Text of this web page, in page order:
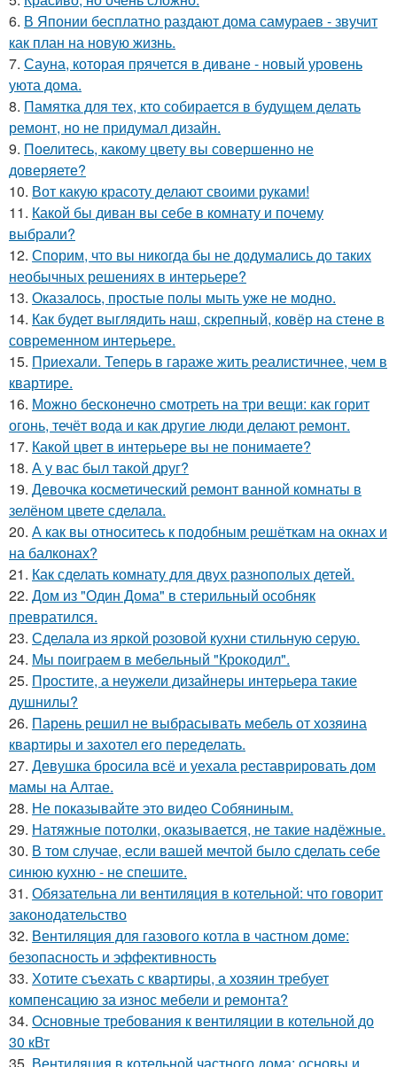
6. В Японии бесплатно раздают дома самураев - звучит
как план на новую жизнь.
7. Сауна, которая прячется в диване - новый уровень
уюта дома.
8. Памятка для тех, кто собирается в будущем делать
ремонт, но не придумал дизайн.
9. Поелитесь, какому цвету вы совершенно не
доверяете?
10. Вот какую красоту делают своими руками!
11. Какой бы диван вы себе в комнату и почему
выбрали?
12. Спорим, что вы никогда бы не додумались до таких
необычных решениях в интерьере?
13. Оказалось, простые полы мыть уже не модно.
14. Как будет выглядить наш, скрепный, ковёр на стене в
современном интерьере.
15. Приехали. Теперь в гараже жить реалистичнее, чем в
квартире.
16. Можно бесконечно смотреть на три вещи: как горит
огонь, течёт вода и как другие люди делают ремонт.
17. Какой цвет в интерьере вы не понимаете?
18. А у вас был такой друг?
19. Девочка косметический ремонт ванной комнаты в
зелёном цвете сделала.
20. А как вы относитесь к подобным решёткам на окнах и
на балконах?
21. Как сделать комнату для двух разнополых детей.
22. Дом из "Один Дома" в стерильный особняк
превратился.
23. Сделала из яркой розовой кухни стильную серую.
24. Мы поиграем в мебельный "Крокодил".
25. Простите, а неужели дизайнеры интерьера такие
душнилы?
26. Парень решил не выбрасывать мебель от хозяина
квартиры и захотел его переделать.
27. Девушка бросила всё и уехала реставрировать дом
мамы на Алтае.
28. Не показывайте это видео Собяниным.
29. Натяжные потолки, оказывается, не такие надёжные.
30. В том случае, если вашей мечтой было сделать себе
синюю кухню - не спешите.
31. Обязательна ли вентиляция в котельной: что говорит
законодательство
32. Вентиляция для газового котла в частном доме:
безопасность и эффективность
33. Хотите съехать с квартиры, а хозяин требует
компенсацию за износ мебели и ремонта?
34. Основные требования к вентиляции в котельной до
30 кВт
35. Вентиляция в котельной частного дома: основы и